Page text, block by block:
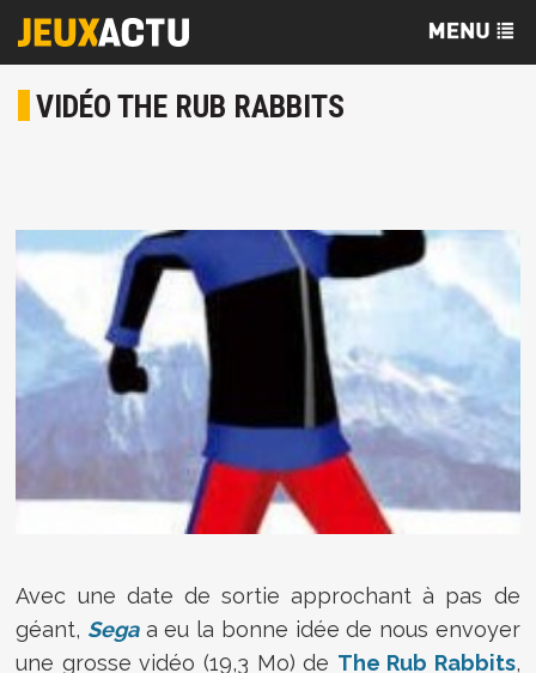
VIDÉO THE RUB RABBITS
Avec une date de sortie approchant à pas de
géant, Segaa eu la bonne idée de nous envoyer
une grosse vidéo (19,3 Mo) de The Rub Rabbits,